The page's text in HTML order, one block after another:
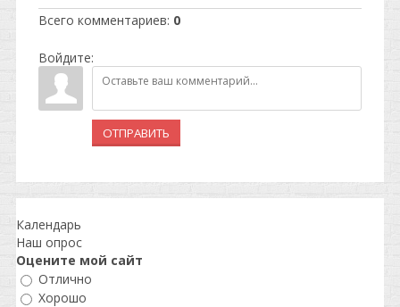
Всего комментариев: 0
Войдите:
ОТПРАВИТЬ
Календарь
Наш опрос
Оцените мой сайт
Отлично
Хорошо